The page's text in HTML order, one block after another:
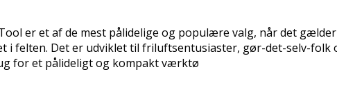
er et af de mest pålidelige og populære valg, når det gælder
i felten. Det er udviklet til friluftsentusiaster, gør-det-selv-folk
for et pålideligt og kompakt værktø